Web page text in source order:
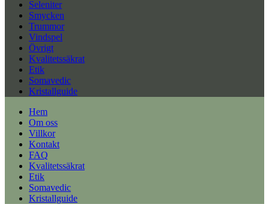
Seleniter
Smycken
Trummor
Vindspel
Övrigt
Kvalitetssäkrat
Etik
Somavedic
Kristallguide
Hem
Om oss
Villkor
Kontakt
FAQ
Kvalitetssäkrat
Etik
Somavedic
Kristallguide